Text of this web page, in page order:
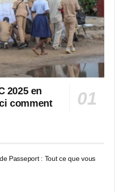
2025 en
comment
Passeport : Tout ce que vous